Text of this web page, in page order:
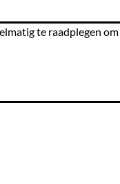
te raadplegen